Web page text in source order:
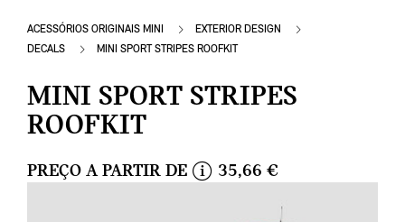
ACESSÓRIOS ORIGINAIS MINI
EXTERIOR DESIGN
DECALS
MINI SPORT STRIPES ROOFKIT
MINI SPORT STRIPES
ROOFKIT
PREÇO A PARTIR DE 35,66 €